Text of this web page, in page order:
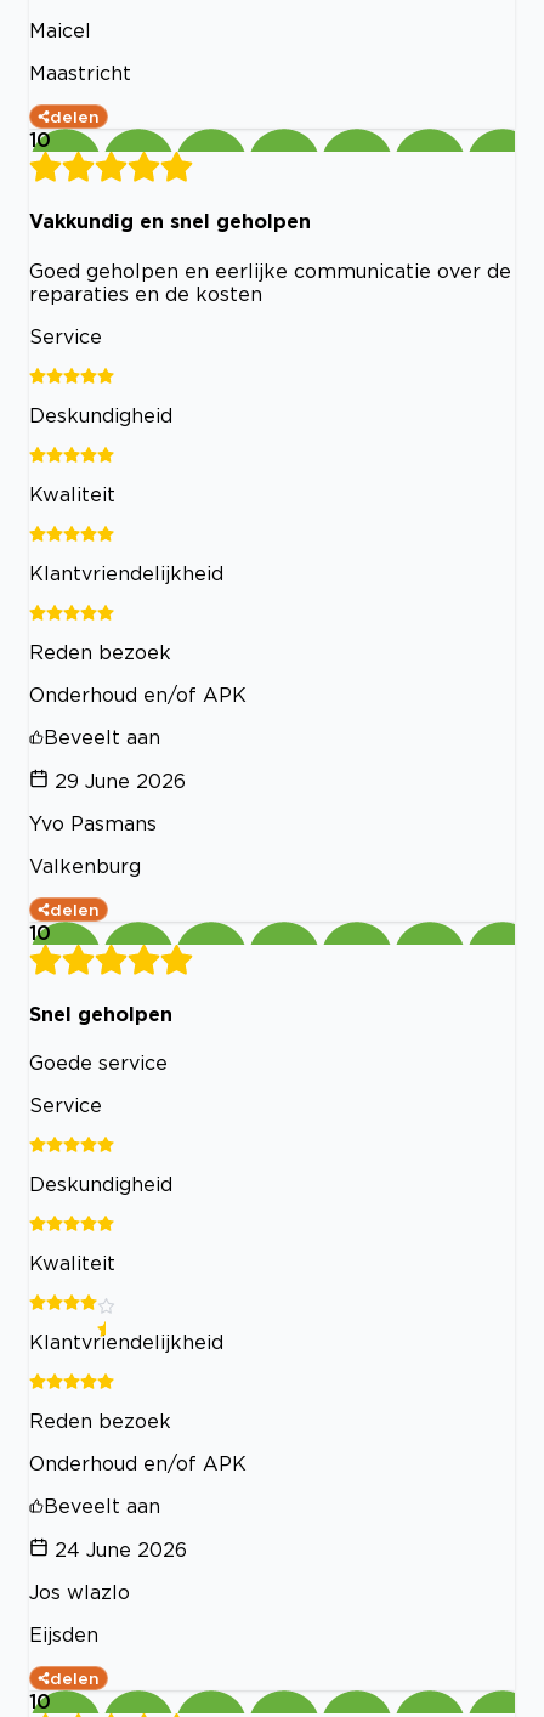
Maicel
Maastricht
delen
10
Vakkundig en snel geholpen
Goed geholpen en eerlijke communicatie over de
reparaties en de kosten
Service
Deskundigheid
Kwaliteit
Klantvriendelijkheid
Reden bezoek
Onderhoud en/of APK
Beveelt aan
29 June 2026
Yvo Pasmans
Valkenburg
delen
10
Snel geholpen
Goede service
Service
Deskundigheid
Kwaliteit
Klantvriendelijkheid
Reden bezoek
Onderhoud en/of APK
Beveelt aan
24 June 2026
Jos wlazlo
Eijsden
delen
10